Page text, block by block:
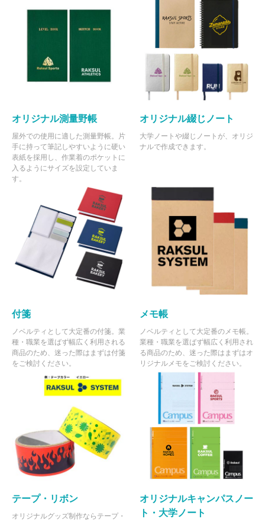
オリジナル測量野帳
屋外での使用に適した測量野帳。片
手に持って筆記しやすいように硬い
表紙を採用し、作業着のポケットに
入るようにサイズを設定していま
す。
オリジナル綴じノート
大学ノートや綴じノートが、オリジ
ナルで作成できます。
付箋
ノベルティとして大定番の付箋。業
種・職業を選ばず幅広く利用される
商品のため、迷った際はまずは付箋
をご検討ください。
メモ帳
ノベルティとして大定番のメモ帳。
業種・職業を選ばず幅広く利用され
る商品のため、迷った際はまずはオ
リジナルメモをご検討ください。
テープ・リボン
オリジナルグッズ制作ならテープ・
オリジナルキャンパスノー
ト・大学ノート